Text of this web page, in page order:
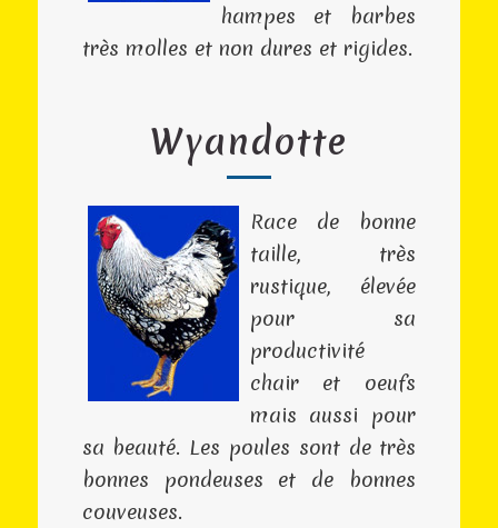
hampes et barbes
très molles et non dures et rigides.
Wyandotte
Race de bonne
taille, très
rustique, élevée
pour sa
productivité
chair et oeufs
mais aussi pour
sa beauté. Les poules sont de très
bonnes pondeuses et de bonnes
couveuses.